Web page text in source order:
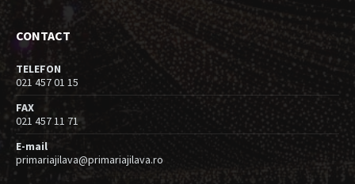
CONTACT
TELEFON
021 457 01 15
FAX
021 457 11 71
E-mail
primariajilava@primariajilava.ro